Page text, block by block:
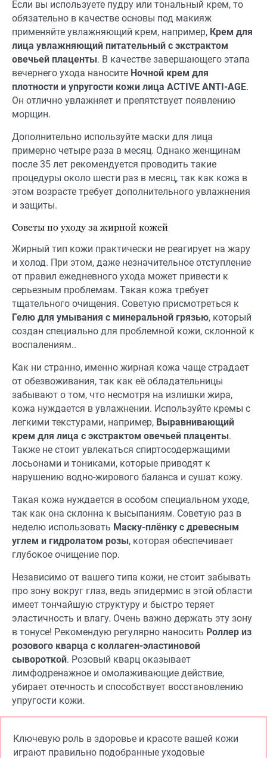
Если вы используете пудру или тональный крем, то
обязательно в качестве основы под макияж
применяйте увлажняющий крем, например, Крем для
лица увлажняющий питательный с экстрактом
овечьей плаценты. В качестве завершающего этапа
вечернего ухода наносите Ночной крем для
плотности и упругости кожи лица ACTIVE ANTI-AGE.
Он отлично увлажняет и препятствует появлению
морщин.
Дополнительно используйте маски для лица
примерно четыре раза в месяц. Однако женщинам
после 35 лет рекомендуется проводить такие
процедуры около шести раз в месяц, так как кожа в
этом возрасте требует дополнительного увлажнения
и защиты.
Советы по уходу за жирной кожей
Жирный тип кожи практически не реагирует на жару
и холод. При этом, даже незначительное отступление
от правил ежедневного ухода может привести к
серьезным проблемам. Такая кожа требует
тщательного очищения. Советую присмотреться к
Гелю для умывания с минеральной грязью, который
создан специально для проблемной кожи, склонной к
воспалениям..
Как ни странно, именно жирная кожа чаще страдает
от обезвоживания, так как её обладательницы
забывают о том, что несмотря на излишки жира,
кожа нуждается в увлажнении. Используйте кремы с
легкими текстурами, например, Выравнивающий
крем для лица с экстрактом овечьей плаценты.
Также не стоит увлекаться спиртосодержащими
лосьонами и тониками, которые приводят к
нарушению водно-жирового баланса и сушат кожу.
Такая кожа нуждается в особом специальном уходе,
так как она склонна к высыпаниям. Советую раз в
неделю использовать Маску-плёнку с древесным
углем и гидролатом розы, которая обеспечивает
глубокое очищение пор.
Независимо от вашего типа кожи, не стоит забывать
про зону вокруг глаз, ведь эпидермис в этой области
имеет тончайшую структуру и быстро теряет
эластичность и влагу. Очень важно держать эту зону
в тонусе! Рекомендую регулярно наносить Роллер из
розового кварца с коллаген-эластиновой
сывороткой. Розовый кварц оказывает
лимфодренажное и омолаживающие действие,
убирает отечность и способствует восстановлению
упругости кожи.
Ключевую роль в здоровье и красоте вашей кожи
играют правильно подобранные уходовые